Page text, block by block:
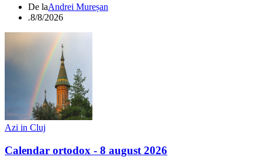
De laAndrei Mureșan
.8/8/2026
Azi in Cluj
Calendar ortodox - 8 august 2026